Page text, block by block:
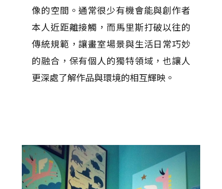
像的空間。通常很少有機會能與創作者
本人近距離接觸，而馬里斯打破以往的
傳統規範，讓畫室場景與生活日常巧妙
的融合，保有個人的獨特領域，也讓人
更深處了解作品與環境的相互輝映。